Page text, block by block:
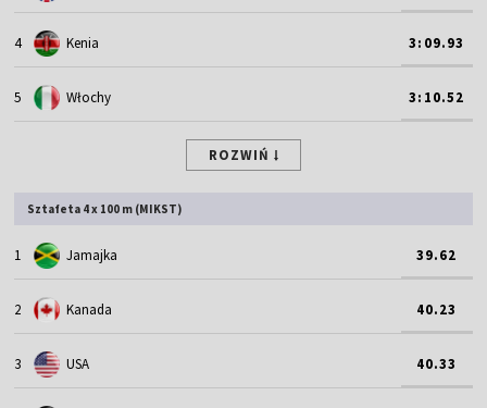
4 Kenia 3:09.93
5 Włochy 3:10.52
ROZWIŃ
Sztafeta 4 x 100 m (MIKST)
1 Jamajka 39.62
2 Kanada 40.23
3 USA 40.33